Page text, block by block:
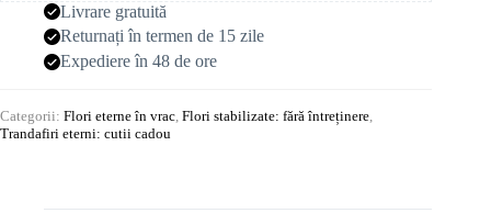
Livrare gratuită
Returnați în termen de 15 zile
Expediere în 48 de ore
Categorii: Flori eterne în vrac, Flori stabilizate: fără întreținere,
Trandafiri eterni: cutii cadou